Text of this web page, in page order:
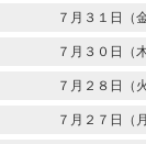
７月３１日（金
７月３０日（木
７月２８日（火
７月２７日（月